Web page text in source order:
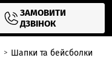
ЗАМОВИТИ
ДЗВІНОК
Шапки та бейсболки